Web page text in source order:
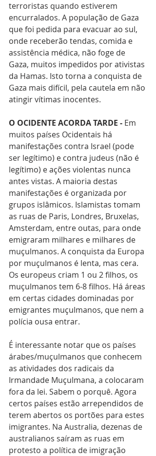
terroristas quando estiverem
encurralados. A população de Gaza
que foi pedida para evacuar ao sul,
onde receberão tendas, comida e
assistência médica, não foge de
Gaza, muitos impedidos por ativistas
da Hamas. Isto torna a conquista de
Gaza mais difícil, pela cautela em não
atingir vítimas inocentes.
O OCIDENTE ACORDA TARDE - Em
muitos países Ocidentais há
manifestações contra Israel (pode
ser legítimo) e contra judeus (não é
legítimo) e ações violentas nunca
antes vistas. A maioria destas
manifestações é organizada por
grupos islâmicos. Islamistas tomam
as ruas de Paris, Londres, Bruxelas,
Amsterdam, entre outas, para onde
emigraram milhares e milhares de
muçulmanos. A conquista da Europa
por muçulmanos é lenta, mas cera.
Os europeus criam 1 ou 2 filhos, os
muçulmanos tem 6-8 filhos. Há áreas
em certas cidades dominadas por
emigrantes muçulmanos, que nem a
polícia ousa entrar.
É interessante notar que os países
árabes/muçulmanos que conhecem
as atividades dos radicais da
Irmandade Muçulmana, a colocaram
fora da lei. Sabem o porquê. Agora
certos países estão arrependidos de
terem abertos os portões para estes
imigrantes. Na Australia, dezenas de
australianos saíram as ruas em
protesto a política de imigração